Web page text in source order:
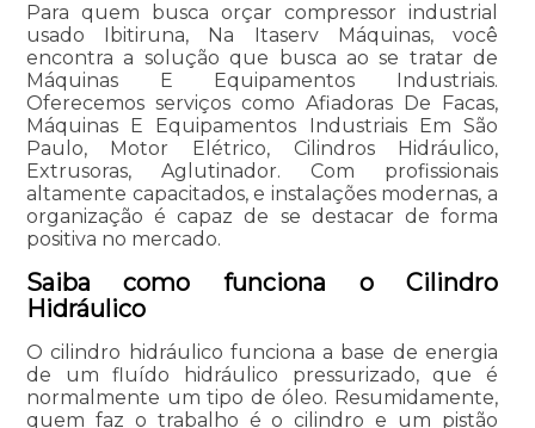
Para quem busca orçar compressor industrial
usado Ibitiruna, Na Itaserv Máquinas, você
encontra a solução que busca ao se tratar de
Máquinas E Equipamentos Industriais.
Oferecemos serviços como Afiadoras De Facas,
Máquinas E Equipamentos Industriais Em São
Paulo, Motor Elétrico, Cilindros Hidráulico,
Extrusoras, Aglutinador. Com profissionais
altamente capacitados, e instalações modernas, a
organização é capaz de se destacar de forma
positiva no mercado.
Saiba como funciona o Cilindro
Hidráulico
O cilindro hidráulico funciona a base de energia
de um fluído hidráulico pressurizado, que é
normalmente um tipo de óleo. Resumidamente,
quem faz o trabalho é o cilindro e um pistão